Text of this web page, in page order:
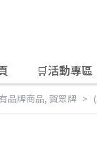
🛒活動專區
品牌商品, 賀眾牌